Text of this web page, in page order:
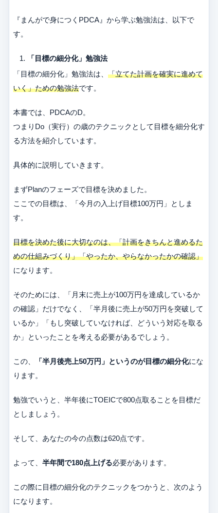
『まんがで身につくPDCA』から学ぶ勉強法は、以下で
す。
「目標の細分化」勉強法
「目標の細分化」勉強法は、 「立てた計画を確実に進めて
いく」ための勉強法です。
本書では、PDCAのD。
つまりDo（実行）の歳のテクニックとして目標を細分化す
る方法を紹介しています。
具体的に説明していきます。
まずPlanのフェーズで目標を決めました。
ここでの目標は、「今月の入上げ目標100万円」としま
す。
目標を決めた後に大切なのは、「計画をきちんと進めるた
めの仕組みづくり」「やったか、やらなかったかの確認」
になります。
そのためには、「月末に売上が100万円を達成しているか
の確認」だけでなく、「半月後に売上が50万円を突破して
いるか」「もし突破していなければ、どういう対応を取る
か」といったことを考える必要があるでしょう。
この、 「半月後売上50万円」というのが目標の細分化にな
ります。
勉強でいうと、半年後にTOEICで800点取ることを目標だ
としましょう。
そして、あなたの今の点数は620点です。
よって、 半年間で180点上げる必要があります。
この際に目標の細分化のテクニックをつかうと、次のよう
になります。